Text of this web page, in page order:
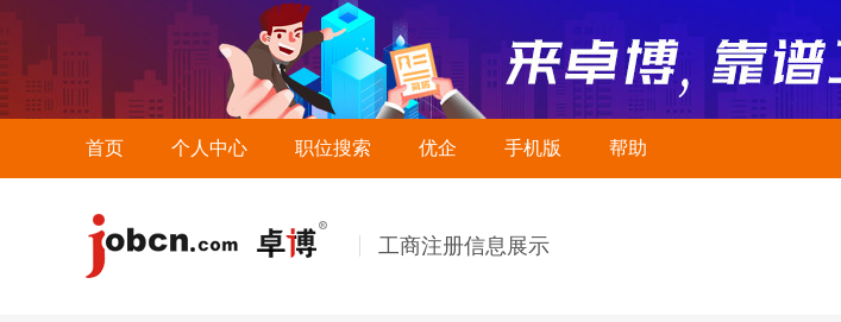
首页 个人中心 职位搜索 优企 手机版 帮助
工商注册信息展示